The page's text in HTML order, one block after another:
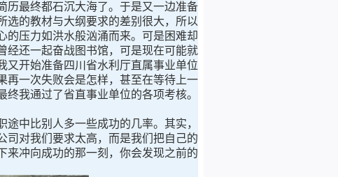
最终都石沉大海了。于是又一边准备
选的教材与大纲要求的差别很大，所以
的压力如洪水般汹涌而来。可是困难却
经还一起奋战图书馆，可是现在可能就
又开始准备四川省水利厅直属事业单位
再一次失败会是怎样，甚至在等待上一
我通过了省直事业单位的各项考核。
中比别人多一些成功的几率。其实，
司对我们要求太高，而是我们把自己的
来冲向成功的那一刻，你会发现之前的